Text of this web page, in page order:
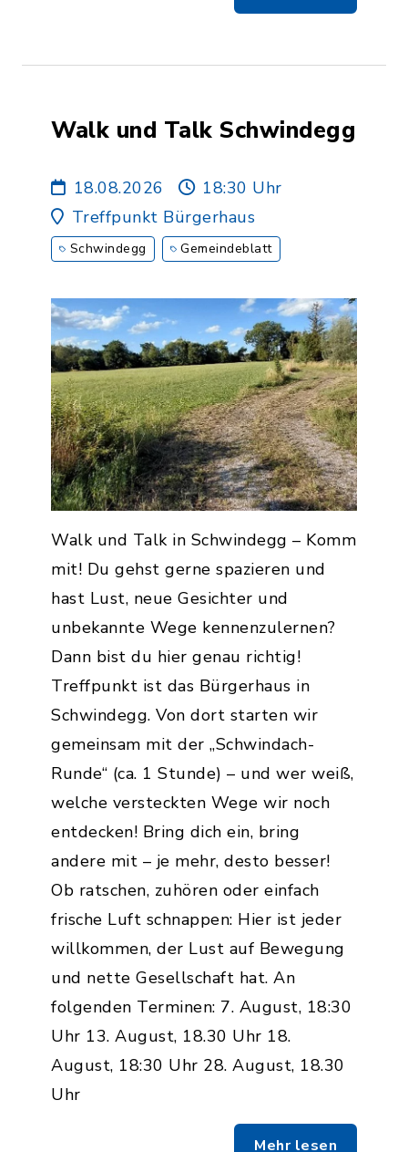
Walk und Talk Schwindegg
18.08.2026
18:30 Uhr
Treffpunkt Bürgerhaus
Schwindegg Gemeindeblatt
Walk und Talk in Schwindegg – Komm
mit! Du gehst gerne spazieren und
hast Lust, neue Gesichter und
unbekannte Wege kennenzulernen?
Dann bist du hier genau richtig!
Treffpunkt ist das Bürgerhaus in
Schwindegg. Von dort starten wir
gemeinsam mit der „Schwindach-
Runde“ (ca. 1 Stunde) – und wer weiß,
welche versteckten Wege wir noch
entdecken! Bring dich ein, bring
andere mit – je mehr, desto besser!
Ob ratschen, zuhören oder einfach
frische Luft schnappen: Hier ist jeder
willkommen, der Lust auf Bewegung
und nette Gesellschaft hat. An
folgenden Terminen: 7. August, 18:30
Uhr 13. August, 18.30 Uhr 18.
August, 18:30 Uhr 28. August, 18.30
Uhr
Mehr lesen